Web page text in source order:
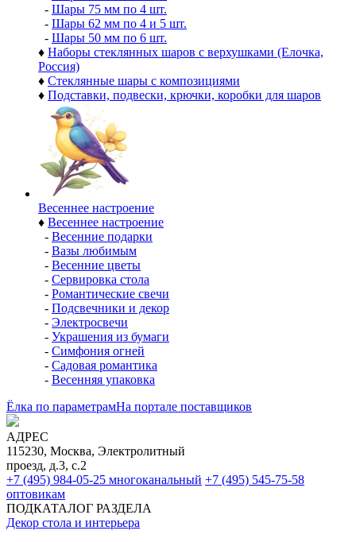
- Шары 75 мм по 4 шт.
- Шары 62 мм по 4 и 5 шт.
- Шары 50 мм по 6 шт.
♦ Наборы стеклянных шаров с верхушками (Елочка,
Россия)
♦ Стеклянные шары с композициями
♦ Подставки, подвески, крючки, коробки для шаров
Весеннее настроение
♦ Весеннее настроение
- Весенние подарки
- Вазы любимым
- Весенние цветы
- Сервировка стола
- Романтические свечи
- Подсвечники и декор
- Электросвечи
- Украшения из бумаги
- Симфония огней
- Садовая романтика
- Весенняя упаковка
Ёлка по параметрамНа портале поставщиков
АДРЕС
115230, Москва, Электролитный
проезд, д.3, с.2
+7 (495) 984-05-25 многоканальный +7 (495) 545-75-58
оптовикам
ПОДКАТАЛОГ РАЗДЕЛА
Декор стола и интерьера